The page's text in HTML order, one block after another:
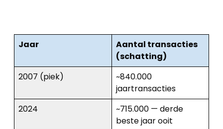
Home
Jaar
Aantal transacties
(schatting)
2007 (piek)
~840.000
jaartransacties
2024
~715.000 — derde
beste jaar ooit